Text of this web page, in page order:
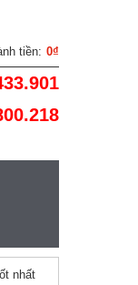
tiền: 0₫
nhất